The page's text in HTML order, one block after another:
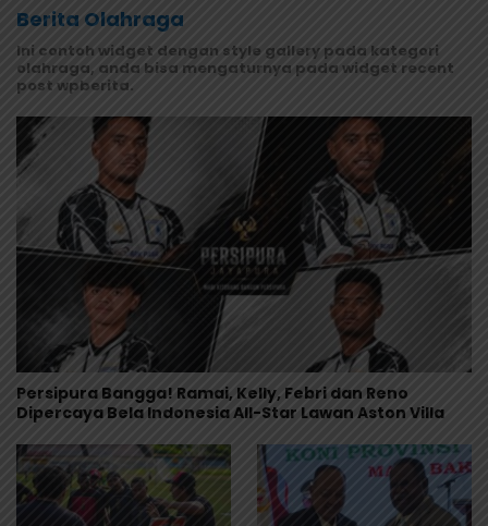
Berita Olahraga
Ini contoh widget dengan style gallery pada kategori
olahraga, anda bisa mengaturnya pada widget recent
post wpberita.
Persipura Bangga! Ramai, Kelly, Febri dan Reno
Dipercaya Bela Indonesia All-Star Lawan Aston Villa